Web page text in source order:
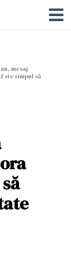
mesaj
timpul să